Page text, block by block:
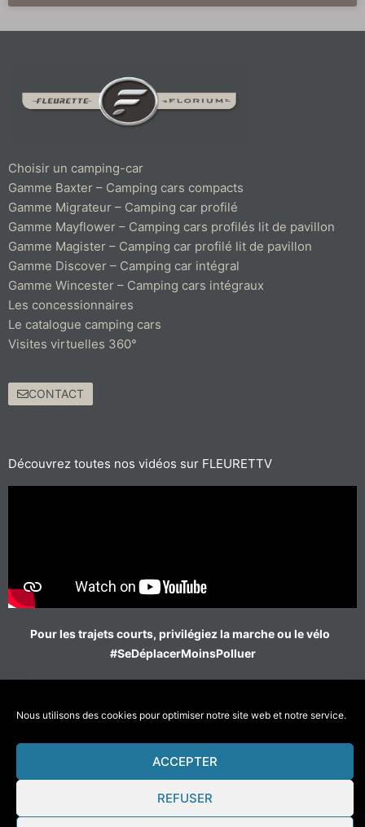
Nous utilisons des cookies pour optimiser notre site web et notre service.
ACCEPTER
REFUSER
Choisir un camping-car
Gamme Baxter – Camping cars compacts
Gamme Migrateur – Camping car profilé
Gamme Mayflower – Camping cars profilés lit de pavillon
Gamme Magister – Camping car profilé lit de pavillon
Gamme Discover – Camping car intégral
Gamme Wincester – Camping cars intégraux
Les concessionnaires
Le catalogue camping cars
Visites virtuelles 360°
CONTACT
Découvrez toutes nos vidéos sur FLEURETTV
Pour les trajets courts, privilégiez la marche ou le vélo
#SeDéplacerMoinsPolluer
Télécharger le catalogue